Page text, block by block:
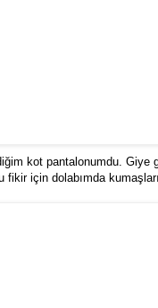
kot pantalonumdu. Giye
fikir için dolabımda